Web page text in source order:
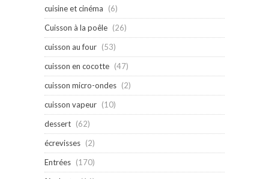
cuisine et cinéma
(6)
Cuisson à la poêle (26)
cuisson au four (53)
cuisson en cocotte (47)
cuisson micro-ondes (2)
cuisson vapeur (10)
dessert (62)
écrevisses (2)
Entrées (170)